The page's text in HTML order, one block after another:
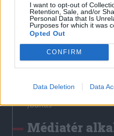
I want to opt-out of
Retention, Sale, and/or
Personal Data that Is
Purposes for which it was
Opted Out
CONFIRM
Data Deletion Data
Liget
Krónika
Bihari Napló
Erdélyi Napló
Főtér
Rádió GaGa
Jóállás
Médiatér